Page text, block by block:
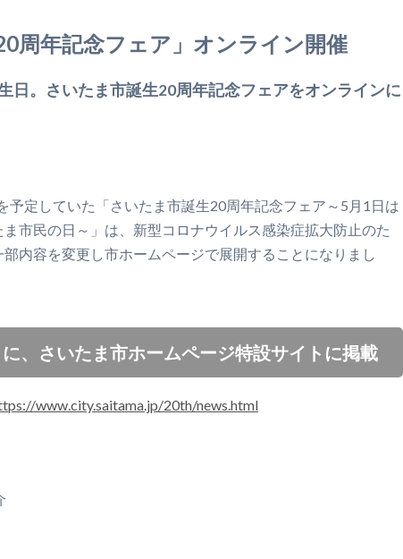
周年記念フェア」オンライン開催
日。さいたま市誕生20周年記念フェアをオンラインに
予定していた「さいたま市誕生20周年記念フェア～5月1日は
市民の日～」は、新型コロナウイルス感染症拡大防止のた
内容を変更し市ホームページで展開することになりまし
、さいたま市ホームページ特設サイトに掲載
www.city.saitama.jp/20th/news.html